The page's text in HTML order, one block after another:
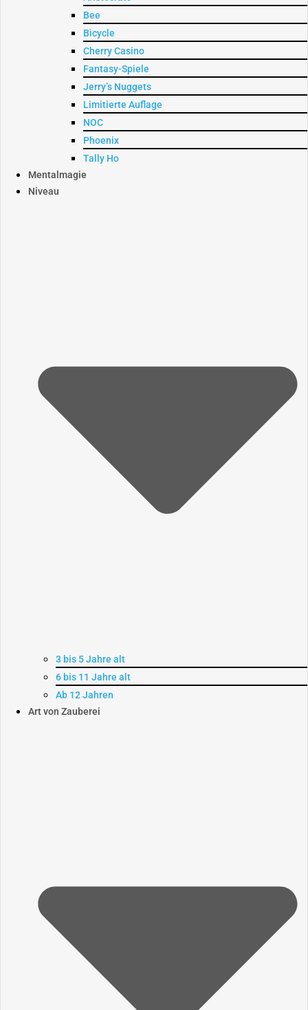
Bee
Bicycle
Cherry Casino
Fantasy-Spiele
Jerry’s Nuggets
Limitierte Auflage
NOC
Phoenix
Tally Ho
Mentalmagie
Niveau
3 bis 5 Jahre alt
6 bis 11 Jahre alt
Ab 12 Jahren
Art von Zauberei